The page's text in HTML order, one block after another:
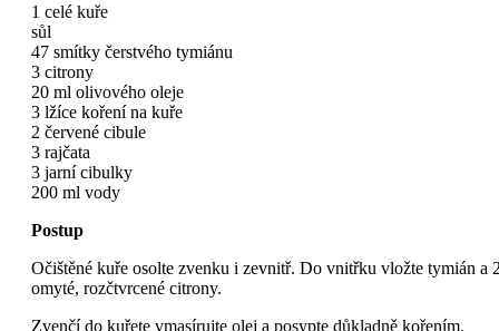
1 celé kuře
sůl
47 smítky čerstvého tymiánu
3 citrony
20 ml olivového oleje
3 lžíce koření na kuře
2 červené cibule
3 rajčata
3 jarní cibulky
200 ml vody
Postup
Očištěné kuře osolte zvenku i zevnitř. Do vnitřku vložte tymián a
omyté, rozčtvrcené citrony.
Zvenčí do kuřete vmasírujte olej a posypte důkladně kořením.